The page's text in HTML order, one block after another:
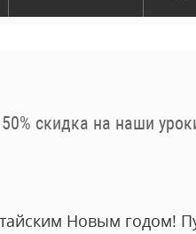
скидка на наши
Новым годом!